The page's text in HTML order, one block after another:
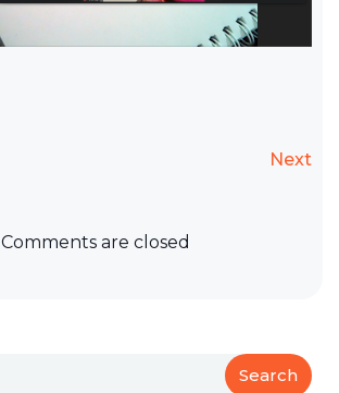
Next
Comments are closed
Search